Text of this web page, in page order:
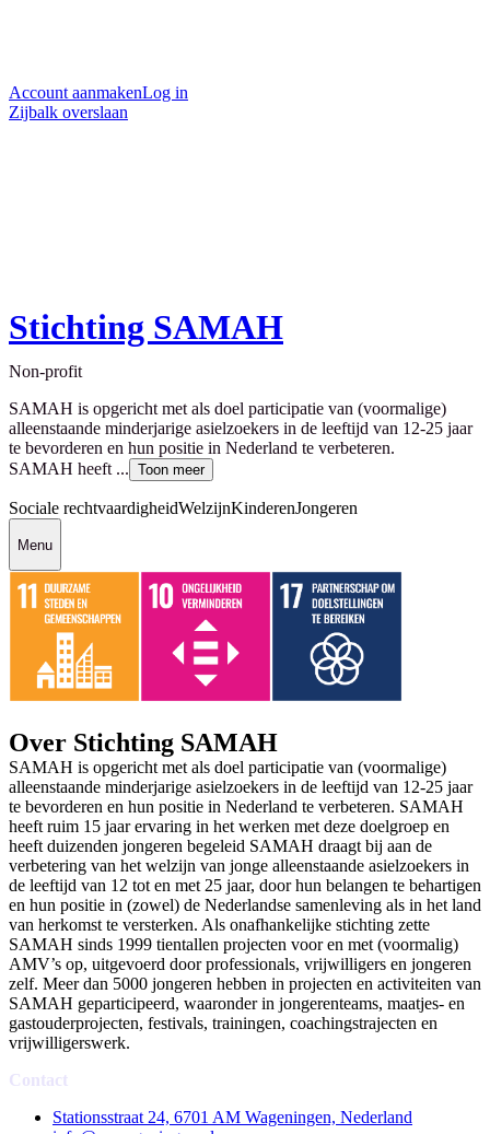
Account aanmakenLog in
Zijbalk overslaan
Stichting SAMAH
Non-profit
SAMAH is opgericht met als doel participatie van (voormalige)
alleenstaande minderjarige asielzoekers in de leeftijd van 12-25 jaar
te bevorderen en hun positie in Nederland te verbeteren.
SAMAH heeft ... Toon meer
Sociale rechtvaardigheidWelzijnKinderenJongeren
Menu
Over Stichting SAMAH
SAMAH is opgericht met als doel participatie van (voormalige)
alleenstaande minderjarige asielzoekers in de leeftijd van 12-25 jaar
te bevorderen en hun positie in Nederland te verbeteren. SAMAH
heeft ruim 15 jaar ervaring in het werken met deze doelgroep en
heeft duizenden jongeren begeleid SAMAH draagt bij aan de
verbetering van het welzijn van jonge alleenstaande asielzoekers in
de leeftijd van 12 tot en met 25 jaar, door hun belangen te behartigen
en hun positie in (zowel) de Nederlandse samenleving als in het land
van herkomst te versterken. Als onafhankelijke stichting zette
SAMAH sinds 1999 tientallen projecten voor en met (voormalig)
AMV’s op, uitgevoerd door professionals, vrijwilligers en jongeren
zelf. Meer dan 5000 jongeren hebben in projecten en activiteiten van
SAMAH geparticipeerd, waaronder in jongerenteams, maatjes- en
gastouderprojecten, festivals, trainingen, coachingstrajecten en
vrijwilligerswerk.
Contact
Stationsstraat 24, 6701 AM Wageningen, Nederland